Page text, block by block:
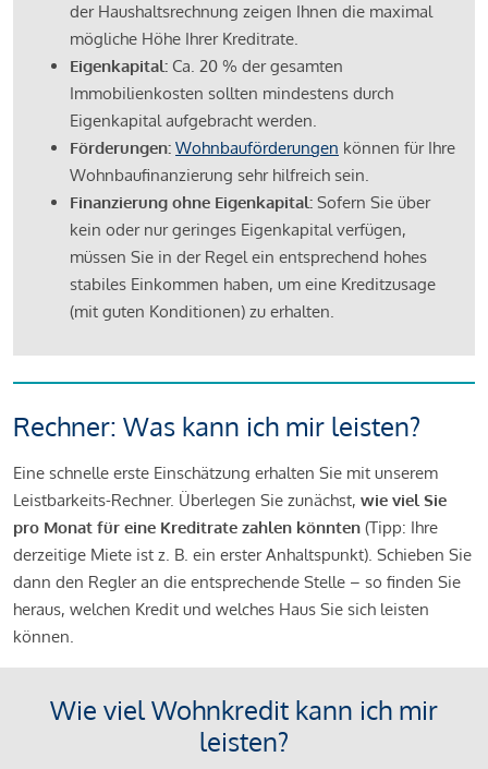
der Haushaltsrechnung zeigen Ihnen die maximal
mögliche Höhe Ihrer Kreditrate.
Eigenkapital: Ca. 20 % der gesamten
Immobilienkosten sollten mindestens durch
Eigenkapital aufgebracht werden.
Förderungen: Wohnbauförderungen können für Ihre
Wohnbaufinanzierung sehr hilfreich sein.
Finanzierung ohne Eigenkapital: Sofern Sie über
kein oder nur geringes Eigenkapital verfügen,
müssen Sie in der Regel ein entsprechend hohes
stabiles Einkommen haben, um eine Kreditzusage
(mit guten Konditionen) zu erhalten.
Rechner: Was kann ich mir leisten?
Eine schnelle erste Einschätzung erhalten Sie mit unserem
Leistbarkeits-Rechner. Überlegen Sie zunächst, wie viel Sie
pro Monat für eine Kreditrate zahlen könnten (Tipp: Ihre
derzeitige Miete ist z. B. ein erster Anhaltspunkt). Schieben Sie
dann den Regler an die entsprechende Stelle – so finden Sie
heraus, welchen Kredit und welches Haus Sie sich leisten
können.
Wie viel Wohnkredit kann ich mir
leisten?